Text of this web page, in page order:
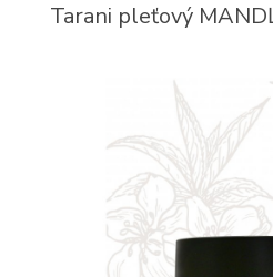
Tarani pleťový